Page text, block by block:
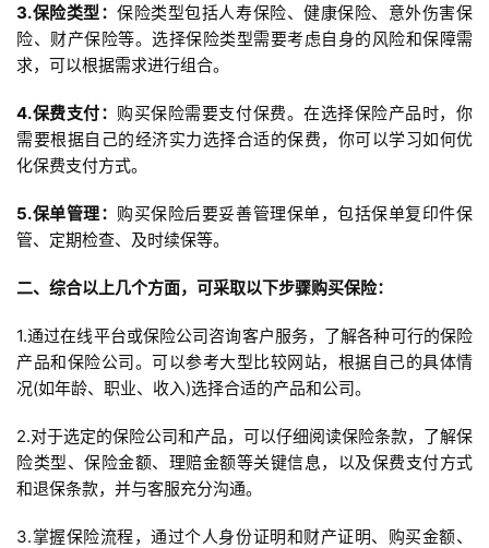
3.保险类型：保险类型包括人寿保险、健康保险、意外伤害保
险、财产保险等。选择保险类型需要考虑自身的风险和保障需
求，可以根据需求进行组合。
4.保费支付： 购买保险需要支付保费。在选择保险产品时，你
需要根据自己的经济实力选择合适的保费，你可以学习如何优
化保费支付方式。
5.保单管理： 购买保险后要妥善管理保单，包括保单复印件保
管、定期检查、及时续保等。
二、综合以上几个方面，可采取以下步骤购买保险：
1.通过在线平台或保险公司咨询客户服务，了解各种可行的保险
产品和保险公司。可以参考大型比较网站，根据自己的具体情
况(如年龄、职业、收入)选择合适的产品和公司。
2.对于选定的保险公司和产品，可以仔细阅读保险条款，了解保
险类型、保险金额、理赔金额等关键信息，以及保费支付方式
和退保条款，并与客服充分沟通。
3.掌握保险流程，通过个人身份证明和财产证明、购买金额、